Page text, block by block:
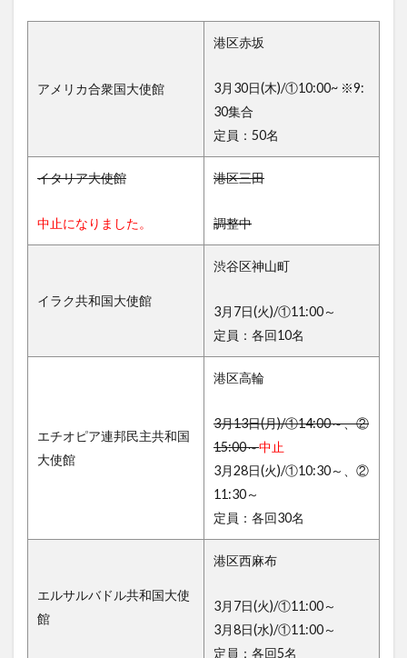
アメリカ合衆国大使館
港区赤坂
3月30日(木)/①10:00~ ※9:
30集合
定員：50名
イタリア大使館
中止になりました。
港区三田
調整中
イラク共和国大使館
渋谷区神山町
3月7日(火)/①11:00～
定員：各回10名
エチオピア連邦民主共和国
大使館
港区高輪
3月13日(月)/①14:00～、②
15:00～中止
3月28日(火)/①10:30～、②
11:30～
定員：各回30名
エルサルバドル共和国大使
館
港区西麻布
3月7日(火)/①11:00～
3月8日(水)/①11:00～
定員：各回5名